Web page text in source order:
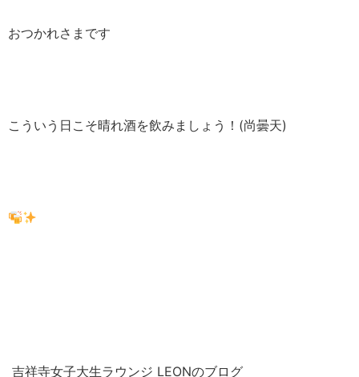
おつかれさまです
こういう日こそ晴れ酒を飲みましょう！(尚曇天)
吉祥寺女子大生ラウンジ LEONのブログ